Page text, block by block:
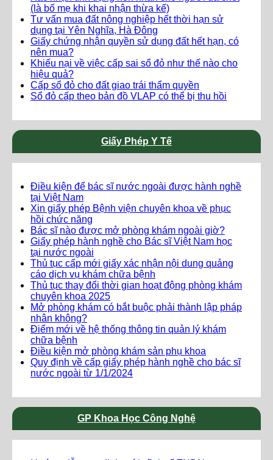
(là bố mẹ khi khai nhận thừa kế)
Tư vấn mua đất nông nghiệp hết thời hạn sử
dụng tại Yên Nghĩa, Hà Đông
Giấy chứng nhận quyền sử dụng đất hết hạn, có
nên mua?
Khiếu nại về việc cấp sai sổ đỏ như thế nào cho
hiệu quả?
Cấp sổ đỏ cho đất giao trái thẩm quyền
Sổ đỏ cấp theo bản đồ VLAP có thể bị thu hồi
Giấy Phép Y Tế
Điều kiện để bác sĩ nước ngoài được hành nghề
tại Việt Nam
Xin giấy phép Bệnh viện chuyên khoa về phục
hồi chức năng
Bác sĩ nào được mở phòng khám ngoài giờ?
Giấy phép hành nghề cho Bác sĩ Việt Nam học
tại nước ngoài
Thủ tục cấp mới giấy xác nhận nội dung quảng
cáo dịch vụ khám chữa bệnh
Thủ tục thay đổi thời gian hoạt động phòng khám
chuyên khoa 2025
Mở phòng khám có bắt buộc phải thành lập pháp
nhân không?
Điểm mới về hệ thống thông tin quản lý khám
chữa bệnh
Điều kiện mở phòng khám sản phụ khoa
Quy định về cấp giấy phép hành nghề cho bác sĩ
nước ngoài từ 1/1/2024
GP Khoa Học Công Nghệ